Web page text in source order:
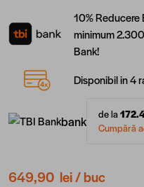
10%
minimum
Bank!
Disponibil in 4
bank de la
Cumpără
649,90 lei/ buc